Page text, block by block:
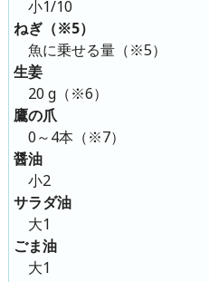
小1/10
ねぎ（※5）
魚に乗せる量（※5）
生姜
20 g（※6）
鷹の爪
0～4本（※7）
醤油
小2
サラダ油
大1
ごま油
大1